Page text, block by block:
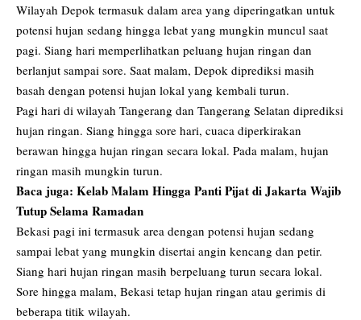
Wilayah Depok termasuk dalam area yang diperingatkan untuk
potensi hujan sedang hingga lebat yang mungkin muncul saat
pagi. Siang hari memperlihatkan peluang hujan ringan dan
berlanjut sampai sore. Saat malam, Depok diprediksi masih
basah dengan potensi hujan lokal yang kembali turun.
Pagi hari di wilayah Tangerang dan Tangerang Selatan diprediksi
hujan ringan. Siang hingga sore hari, cuaca diperkirakan
berawan hingga hujan ringan secara lokal. Pada malam, hujan
ringan masih mungkin turun.
Baca juga: Kelab Malam Hingga Panti Pijat di Jakarta Wajib
Tutup Selama Ramadan
Bekasi pagi ini termasuk area dengan potensi hujan sedang
sampai lebat yang mungkin disertai angin kencang dan petir.
Siang hari hujan ringan masih berpeluang turun secara lokal.
Sore hingga malam, Bekasi tetap hujan ringan atau gerimis di
beberapa titik wilayah.